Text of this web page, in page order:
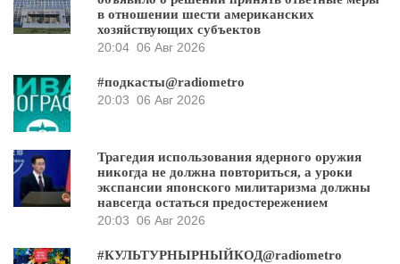
в отношении шести американских
хозяйствующих субъектов
20:04 06 Авг 2026
#подкасты@radiometro
20:03 06 Авг 2026
Трагедия использования ядерного оружия
никогда не должна повториться, а уроки
экспансии японского милитаризма должны
навсегда остаться предостережением
20:03 06 Авг 2026
#КУЛЬТУРНЫРНЫЙКОД@radiometro